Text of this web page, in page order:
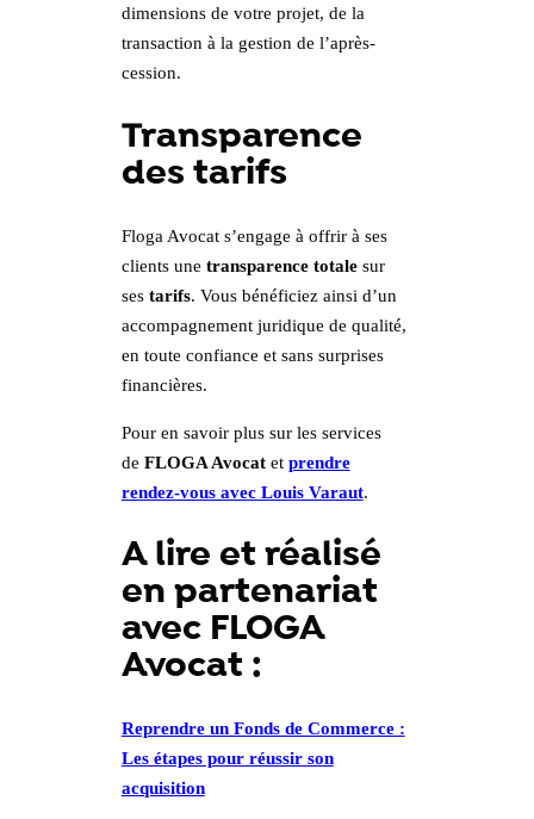
dimensions de votre projet, de la
transaction à la gestion de l’après-
cession.
Transparence
des tarifs
Floga Avocat s’engage à offrir à ses
clients une transparence totalesur
ses tarifs. Vous bénéficiez ainsi d’un
accompagnement juridique de qualité,
en toute confiance et sans surprises
financières.
Pour en savoir plus sur les services
de FLOGA Avocatet prendre
rendez-vous avec Louis Varaut.
A lire et réalisé
en partenariat
avec FLOGA
Avocat :
Reprendre un Fonds de Commerce :
Les étapes pour réussir son
acquisition